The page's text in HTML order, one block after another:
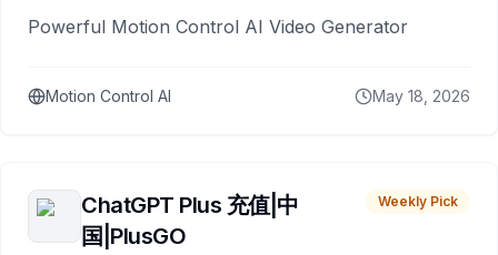
Powerful Motion Control AI Video Generator
Motion Control AI May 18, 2026
ChatGPT Plus 充值|中
国|PlusGO
Weekly Pick